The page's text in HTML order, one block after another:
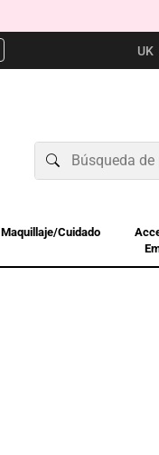
UK
Maquillaje/Cuidado